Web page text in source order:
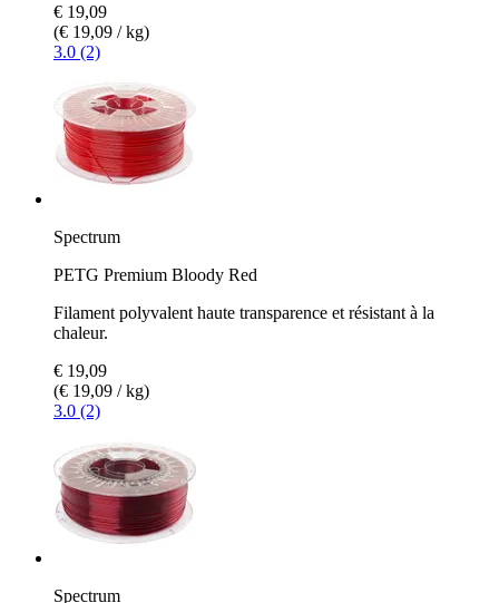
€ 19,09
(€ 19,09 / kg)
3.0 (2)
Spectrum
PETG Premium Bloody Red
Filament polyvalent haute transparence et résistant à la
chaleur.
€ 19,09
(€ 19,09 / kg)
3.0 (2)
Spectrum